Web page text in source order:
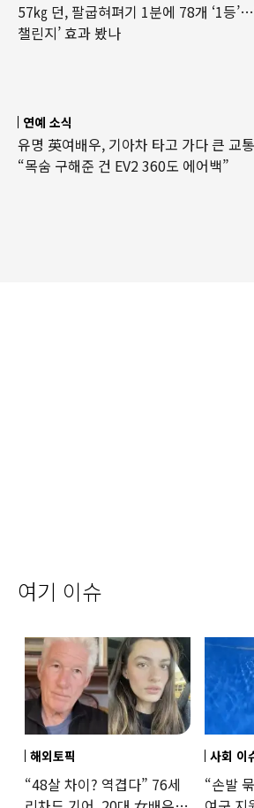
57㎏ 던, 팔굽혀펴기 1분에 78개 ‘1등
챌린지’ 효과 봤나
연예 소식
유명 英여배우, 기아차 타고 가다 큰 교
“목숨 구해준 건 EV2 360도 에어백”
여기 이슈
해외토픽
“48살 차이? 역겹다” 76세
사회 이
“손발